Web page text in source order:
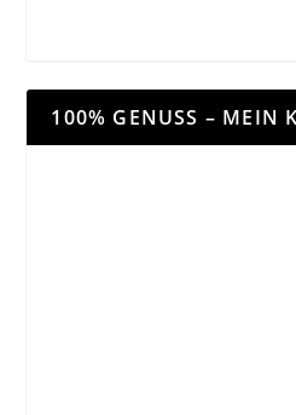
100% GENUSS – MEIN